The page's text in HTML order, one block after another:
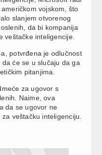
vojskom, što
slanjem otvorenog
da bi kompanija
veštačke inteligencije.
potvrđena je odlučnost
će se u slučaju da ga
pitanjima.
za ugovor s
Naime, ova
da se ugovor ne
veštačku inteligenciju.